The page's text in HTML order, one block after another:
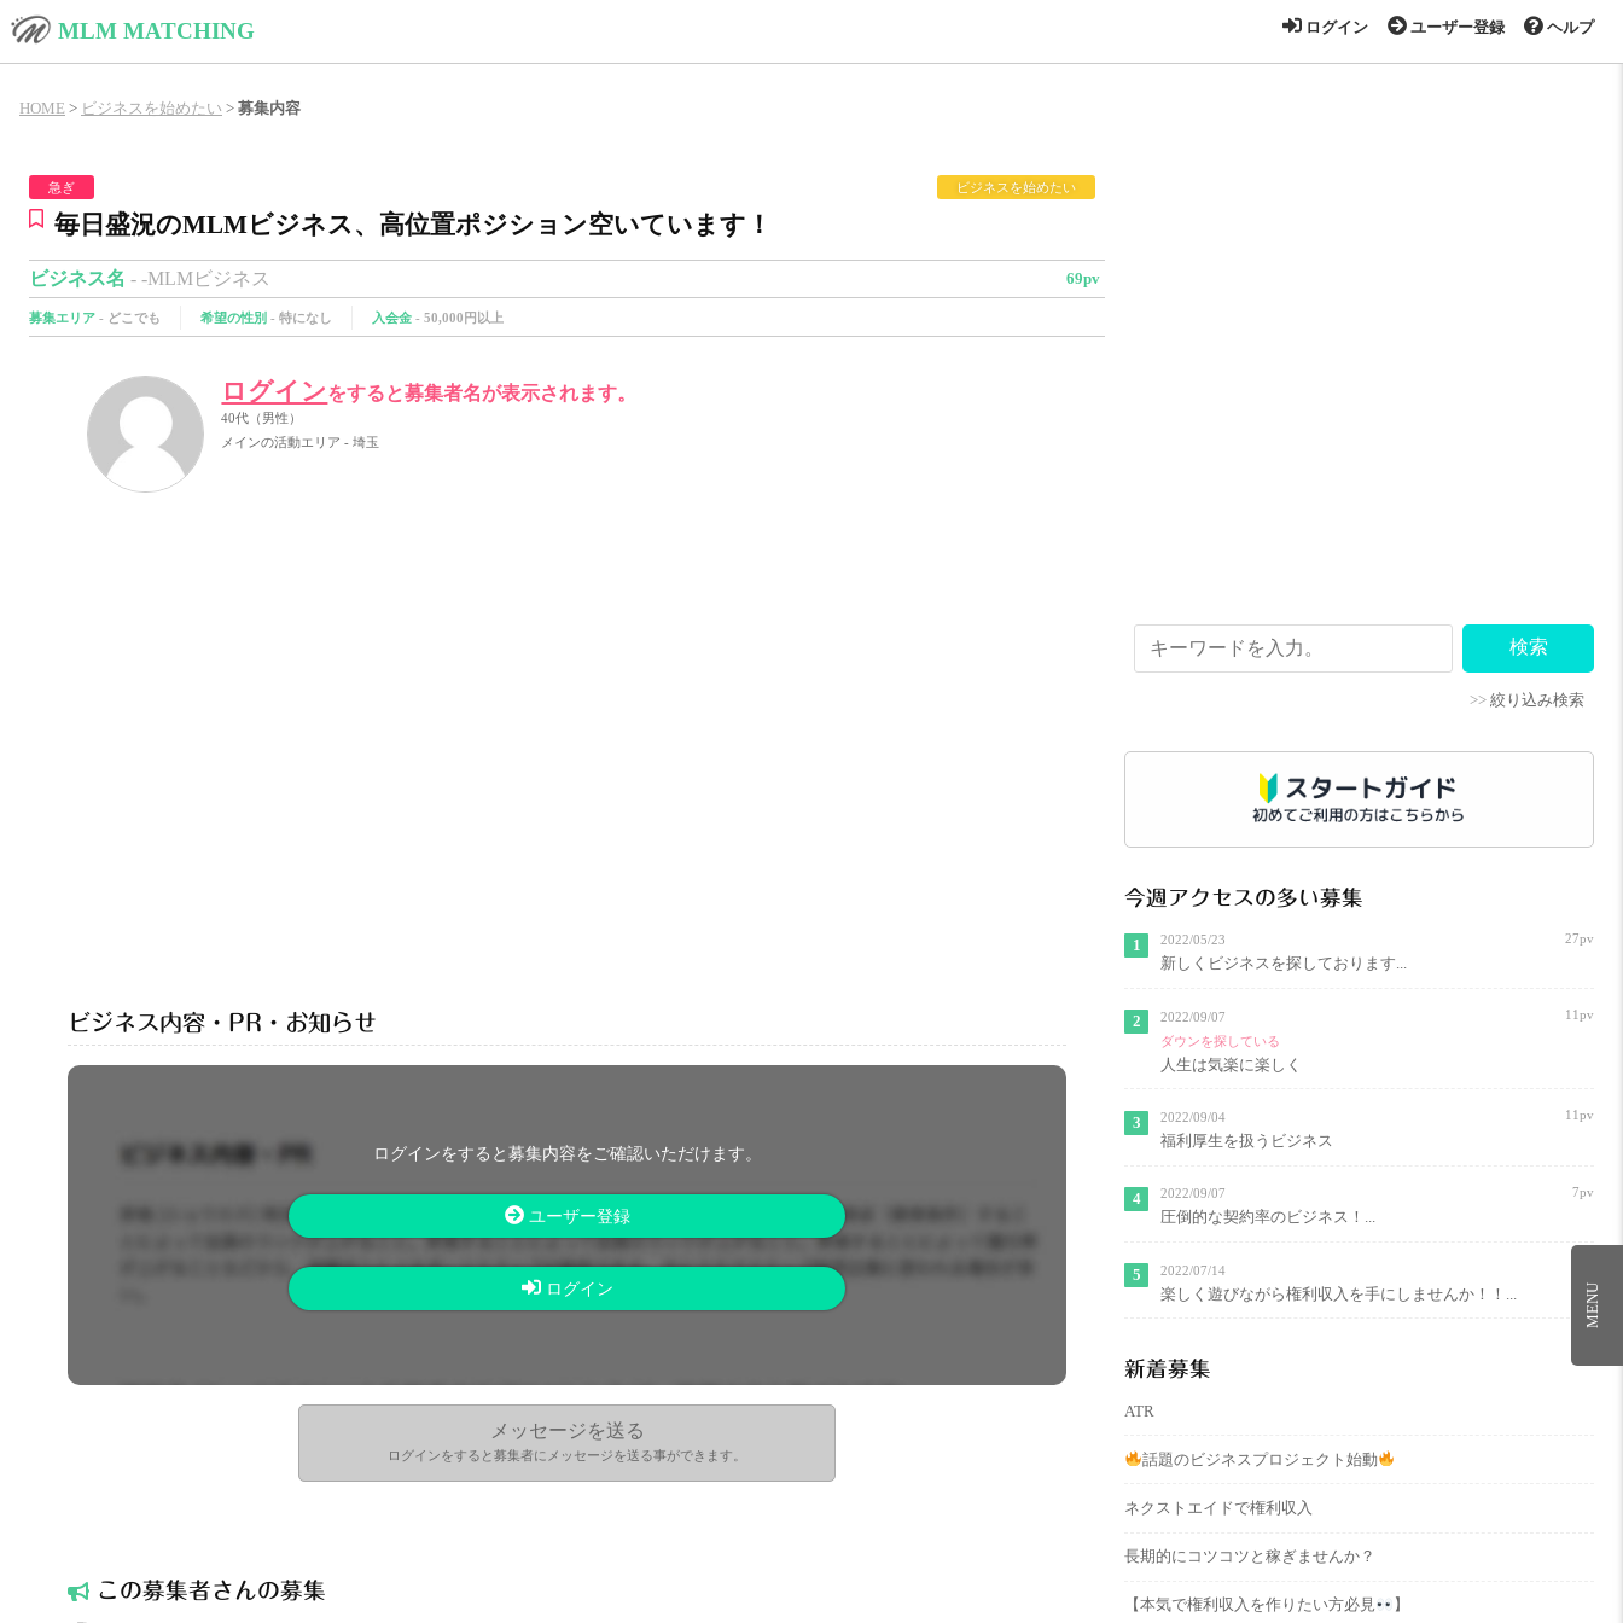
MLM MATCHING ヘルプ
ユーザー登録
ログイン
HOME > ビジネスを始めたい > 募集内容
毎日盛況のMLMビジネス、高位置ポジション空いています！
ビジネスを始めたい
急ぎ
69pv
ビジネス名 - -MLMビジネス
募集エリア - どこでも 希望の性別 - 特になし 入会金 - 50,000円以上
ログインをすると募集者名が表示されます。
40代（男性）
メインの活動エリア - 埼玉
ビジネス内容・PR・お知らせ
ログインをすると募集内容をご確認いただけます。
ユーザー登録
ログイン
メッセージを送る
ログインをすると募集者にメッセージを送る事ができます。
この募集者さんの募集
>> 絞り込み検索
今週アクセスの多い募集
2022/05/23 27pv
新しくビジネスを探しております...
2022/09/07
11pv
ダウンを探している
人生は気楽に楽しく
2022/09/04 11pv
福利厚生を扱うビジネス
2022/09/07 7pv
圧倒的な契約率のビジネス！...
2022/07/14
楽しく遊びながら権利収入を手にしませんか！！...
新着募集
ATR
話題のビジネスプロジェクト始動
ネクストエイドで権利収入
長期的にコツコツと稼ぎませんか？
【本気で権利収入を作りたい方必見 】
MENU